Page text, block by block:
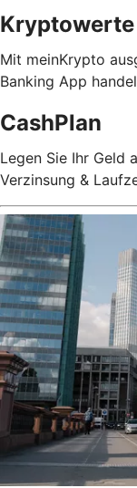
Mit meinKrypto
Banking App
CashPlan
Legen Sie Ihr Geld
Verzinsung &